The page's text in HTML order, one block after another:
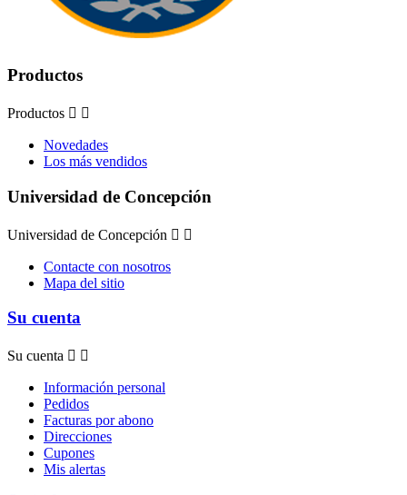
Productos
Productos  
Novedades
Los más vendidos
Universidad de Concepción
Universidad de Concepción  
Contacte con nosotros
Mapa del sitio
Su cuenta
Su cuenta  
Información personal
Pedidos
Facturas por abono
Direcciones
Cupones
Mis alertas